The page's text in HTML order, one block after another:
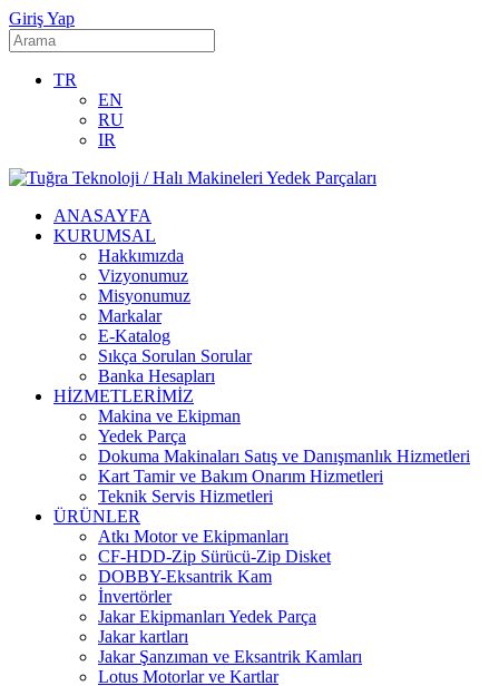
Giriş Yap
TR
EN
RU
IR
ANASAYFA
KURUMSAL
Hakkımızda
Vizyonumuz
Misyonumuz
Markalar
E-Katalog
Sıkça Sorulan Sorular
Banka Hesapları
HİZMETLERİMİZ
Makina ve Ekipman
Yedek Parça
Dokuma Makinaları Satış ve Danışmanlık Hizmetleri
Kart Tamir ve Bakım Onarım Hizmetleri
Teknik Servis Hizmetleri
ÜRÜNLER
Atkı Motor ve Ekipmanları
CF-HDD-Zip Sürücü-Zip Disket
DOBBY-Eksantrik Kam
İnvertörler
Jakar Ekipmanları Yedek Parça
Jakar kartları
Jakar Şanzıman ve Eksantrik Kamları
Lotus Motorlar ve Kartlar